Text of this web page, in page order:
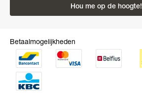
Hou me op de hoogte!
Betaalmogelijkheden